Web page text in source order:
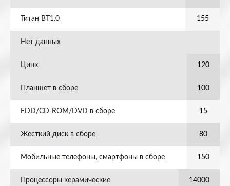
Титан ВТ1.0 155
Нет данных
Цинк 120
Планшет в сборе 100
FDD/CD-ROM/DVD в сборе 15
Жесткий диск в сборе 80
Мобильные телефоны, смартфоны в сборе 150
Процессоры керамические 14000